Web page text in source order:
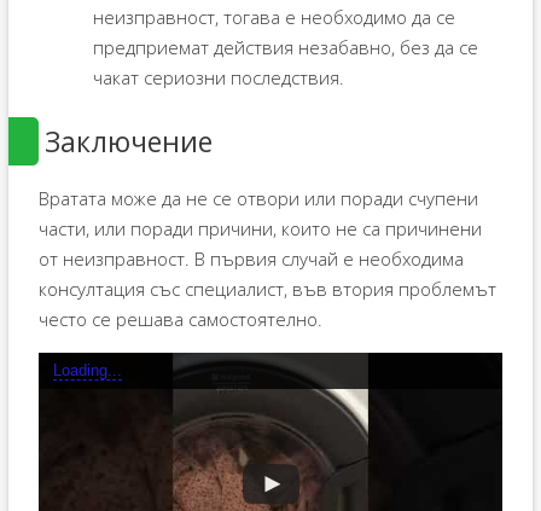
неизправност, тогава е необходимо да се
предприемат действия незабавно, без да се
чакат сериозни последствия.
Заключение
Вратата може да не се отвори или поради счупени
части, или поради причини, които не са причинени
от неизправност. В първия случай е необходима
консултация със специалист, във втория проблемът
често се решава самостоятелно.
Loading...